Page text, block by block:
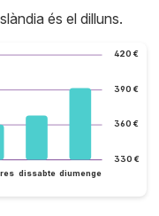
és el dilluns.
330 €
360 €
390 €
420 €
dissabte diumenge